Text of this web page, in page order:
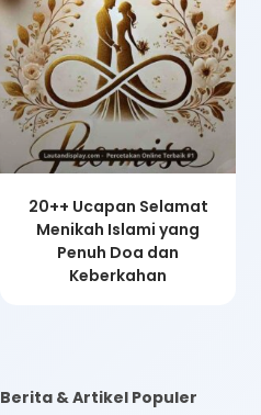
20++ Ucapan Selamat
Menikah Islami yang
Penuh Doa dan
Keberkahan
Berita & Artikel Populer